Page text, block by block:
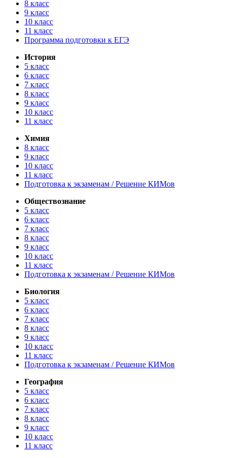
8 класс
9 класс
10 класс
11 класс
Программа подготовки к ЕГЭ
История
5 класс
6 класс
7 класс
8 класс
9 класс
10 класс
11 класс
Химия
8 класс
9 класс
10 класс
11 класс
Подготовка к экзаменам / Решение КИМов
Обществознание
5 класс
6 класс
7 класс
8 класс
9 класс
10 класс
11 класс
Подготовка к экзаменам / Решение КИМов
Биология
5 класс
6 класс
7 класс
8 класс
9 класс
10 класс
11 класс
Подготовка к экзаменам / Решение КИМов
География
5 класс
6 класс
7 класс
8 класс
9 класс
10 класс
11 класс